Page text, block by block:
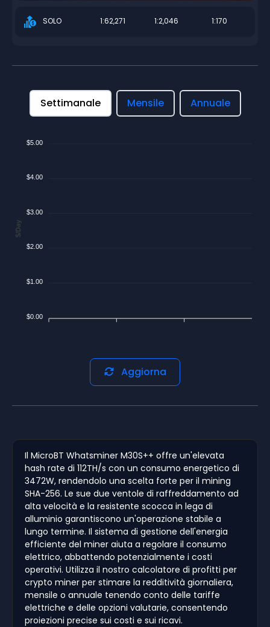
SOLO 1:62,271 1:2,046 1:170
Settimanale Mensile Annuale
$5.00
$4.00
$3.00
$2.00
$1.00
$0.00
$/Day
Aggiorna
Il MicroBT Whatsminer M30S++ offre un'elevata
hash rate di 112TH/s con un consumo energetico di
3472W, rendendolo una scelta forte per il mining
SHA-256. Le sue due ventole di raffreddamento ad
alta velocità e la resistente scocca in lega di
alluminio garantiscono un'operazione stabile a
lungo termine. Il sistema di gestione dell'energia
efficiente del miner aiuta a regolare il consumo
elettrico, abbattendo potenzialmente i costi
operativi. Utilizza il nostro calcolatore di profitti per
crypto miner per stimare la redditività giornaliera,
mensile o annuale tenendo conto delle tariffe
elettriche e delle opzioni valutarie, consentendo
proiezioni precise sui costi e sui ricavi.